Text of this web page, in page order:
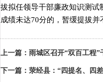
拔拟任领导干部廉政知识测试
成绩未达70分的，暂缓提拔并
上一篇： 雨城区召开“双百工程”
下一篇： 荥经县：“四提名、四